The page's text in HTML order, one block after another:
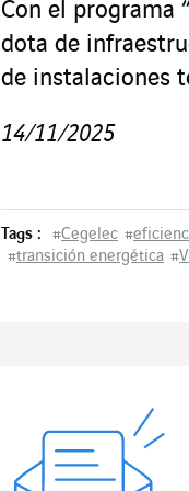
Con el programa
dota de
de instalaciones
14/11/2025
Tags : #Cegelec #
#transición energética #